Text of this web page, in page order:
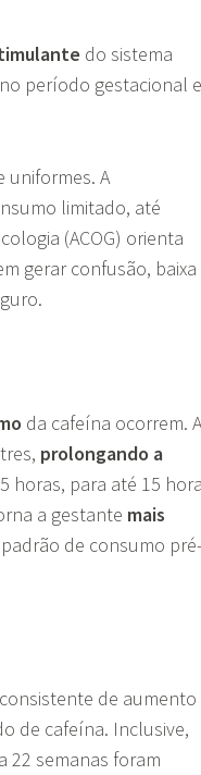
do sistema
período gestacional e
uniformes. A
limitado, até
(ACOG) orienta
gerar confusão, baixa
da cafeína ocorrem. A
prolongando a
horas, para até 15
a gestante mais
de consumo pré-
de aumento
de cafeína. Inclusive,
22 semanas foram